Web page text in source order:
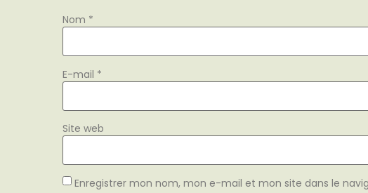
Nom *
E-mail *
Site web
Enregistrer mon nom, mon e-mail et mon site dans le